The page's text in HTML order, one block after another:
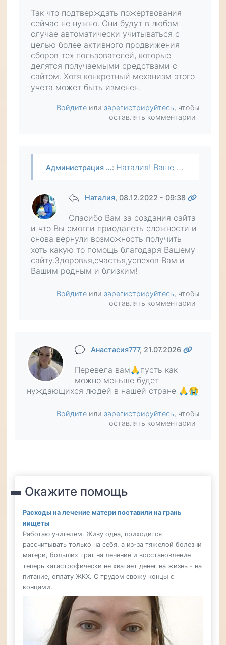
Так что подтверждать пожертвования
сейчас не нужно. Они будут в любом
случае автоматически учитываться с
целью более активного продвижения
сборов тех пользователей, которые
делятся получаемыми средствами с
сайтом. Хотя конкретный механизм этого
учета может быть изменен.
Войдите или зарегистрируйтесь, чтобы
оставлять комментарии
Администрация …: Наталия! Ваше пожертвование получено, огромное вам спасибо! Сейчас любое пожертвование на сайт автоматически сдвигает пользователю дату окончания подписки на расширенный доступ, а это поднимает сбор…
Наталия, 08.12.2022 - 09:38
Спасибо Вам за создания сайта
и что Вы смогли приодалеть сложности и
снова вернули возможность получить
хоть какую то помощь благодаря Вашему
сайту.Здоровья,счастья,успехов Вам и
Вашим родным и близким!
Войдите или зарегистрируйтесь, чтобы
оставлять комментарии
Анастасия777, 21.07.2026
Перевела вам🙏пусть как
можно меньше будет
нуждающихся людей в нашей стране 🙏😭
Войдите или зарегистрируйтесь, чтобы
оставлять комментарии
Окажите помощь
Расходы на лечение матери поставили на грань
нищеты
Работаю учителем. Живу одна, приходится
рассчитывать только на себя, а из-за тяжелой болезни
матери, больших трат на лечение и восстановление
теперь катастрофически не хватает денег на жизнь - на
питание, оплату ЖКХ. С трудом свожу концы с
концами.